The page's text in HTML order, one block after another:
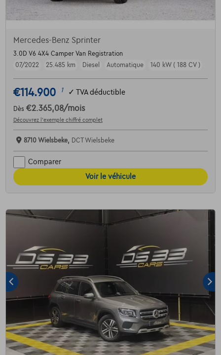
Mercedes-Benz Sprinter
3.0D V6 4X4 Camper Van Registration
07/2022
25.485 km Diesel Automatique 140 kW ( 188 CV )
€114.900 1 ✓ TVA déductible
Dès €2.365,08/mois
Découvrez l’exemple chiffré complet
8710 Wielsbeke, DCT Wielsbeke
Comparer
Voir le véhicule